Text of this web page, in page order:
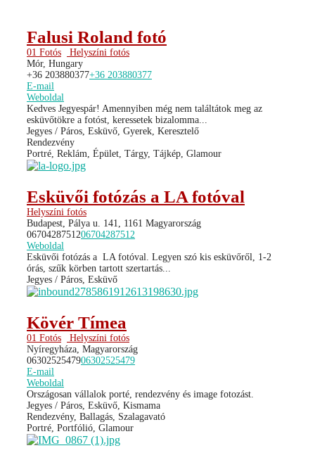
Falusi Roland fotó
01 Fotós
Helyszíni fotós
Mór, Hungary
+36 203880377+36 203880377
E-mail
Weboldal
Kedves Jegyespár! Amennyiben még nem találtátok meg az
esküvőtökre a fotóst, keressetek bizalomma...
Jegyes / Páros, Esküvő, Gyerek, Keresztelő
Rendezvény
Portré, Reklám, Épület, Tárgy, Tájkép, Glamour
Esküvői fotózás a LA fotóval
Helyszíni fotós
Budapest, Pálya u. 141, 1161 Magyarország
0670428751206704287512
Weboldal
Esküvői fotózás a LA fotóval. Legyen szó kis esküvőről, 1-2
órás, szűk körben tartott szertartás...
Jegyes / Páros, Esküvő
Kövér Tímea
01 Fotós
Helyszíni fotós
Nyíregyháza, Magyarország
0630252547906302525479
E-mail
Weboldal
Országosan vállalok porté, rendezvény és image fotozást.
Jegyes / Páros, Esküvő, Kismama
Rendezvény, Ballagás, Szalagavató
Portré, Portfólió, Glamour